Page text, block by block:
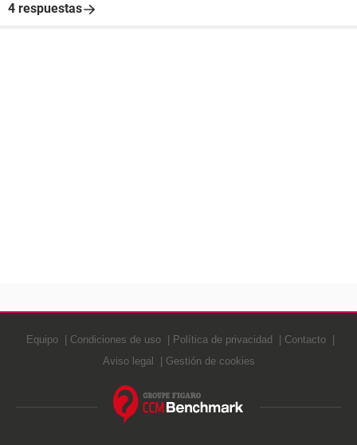
4 respuestas
Equipo Condiciones de uso Política de privacidad
Contacto
Aviso legal
Gestión de cookies